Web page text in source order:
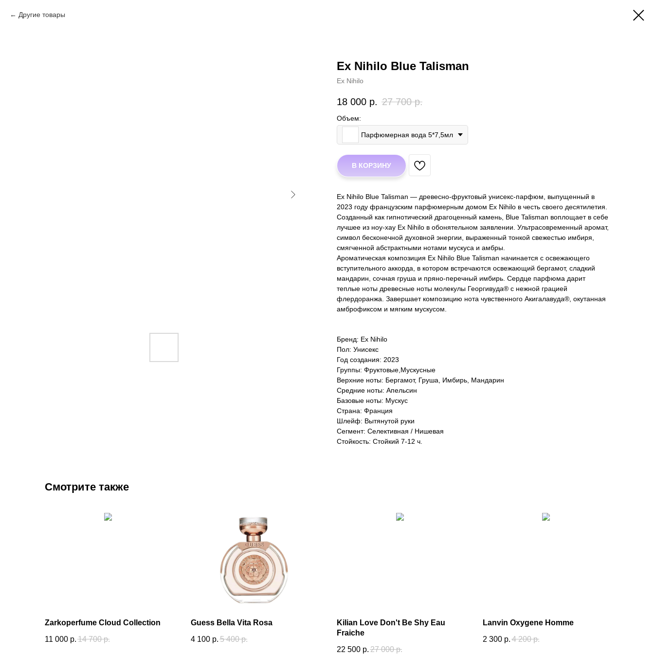
Другие товары
Ex Nihilo Blue Talisman
Ex Nihilo
18 000 р. 27 700 р.
Объем:
Парфюмерная вода 5*7,5мл
В КОРЗИНУ
Ex Nihilo Blue Talisman — древесно-фруктовый унисекс-парфюм, выпущенный в
2023 году французским парфюмерным домом Ex Nihilo в честь своего десятилетия.
Созданный как гипнотический драгоценный камень, Blue Talisman воплощает в себе
лучшее из ноу-хау Ex Nihilo в обонятельном заявлении. Ультрасовременный аромат,
символ бесконечной духовной энергии, выраженный тонкой свежестью имбиря,
смягченной абстрактными нотами мускуса и амбры.
Ароматическая композиция Ex Nihilo Blue Talisman начинается с освежающего
вступительного аккорда, в котором встречаются освежающий бергамот, сладкий
мандарин, сочная груша и пряно-перечный имбирь. Сердце парфюма дарит
теплые ноты древесные ноты молекулы Георгивуда® с нежной грацией
флердоранжа. Завершает композицию нота чувственного Акигалавуда®, окутанная
амброфиксом и мягким мускусом.
Бренд: Ex Nihilo
Пол: Унисекс
Год создания: 2023
Группы: Фруктовые,Мускусные
Верхние ноты: Бергамот, Груша, Имбирь, Мандарин
Средние ноты: Апельсин
Базовые ноты: Мускус
Страна: Франция
Шлейф: Вытянутой руки
Сегмент: Селективная / Нишевая
Стойкость: Стойкий 7-12 ч.
Смотрите также
Zarkoperfume Cloud Collection
11 000 р. 14 700 р.
Guess Bella Vita Rosa
4 100 р. 5 400 р.
Kilian Love Don't Be Shy Eau
Fraiche
22 500 р. 27 000 р.
Lanvin Oxygene Homme
2 300 р. 4 200 р.